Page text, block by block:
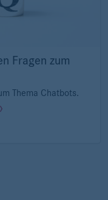
Fragen zum
Thema Chatbots.